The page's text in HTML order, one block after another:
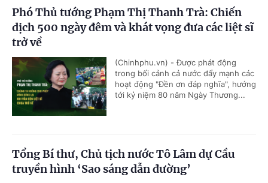
Phó Thủ tướng Phạm Thị Thanh Trà: Chiến
dịch 500 ngày đêm và khát vọng đưa các liệt sĩ
trở về
(Chinhphu.vn) - Được phát động
trong bối cảnh cả nước đẩy mạnh các
hoạt động "Đền ơn đáp nghĩa", hướng
tới kỷ niệm 80 năm Ngày Thương...
Tổng Bí thư, Chủ tịch nước Tô Lâm dự Cầu
truyền hình ‘Sao sáng dẫn đường’